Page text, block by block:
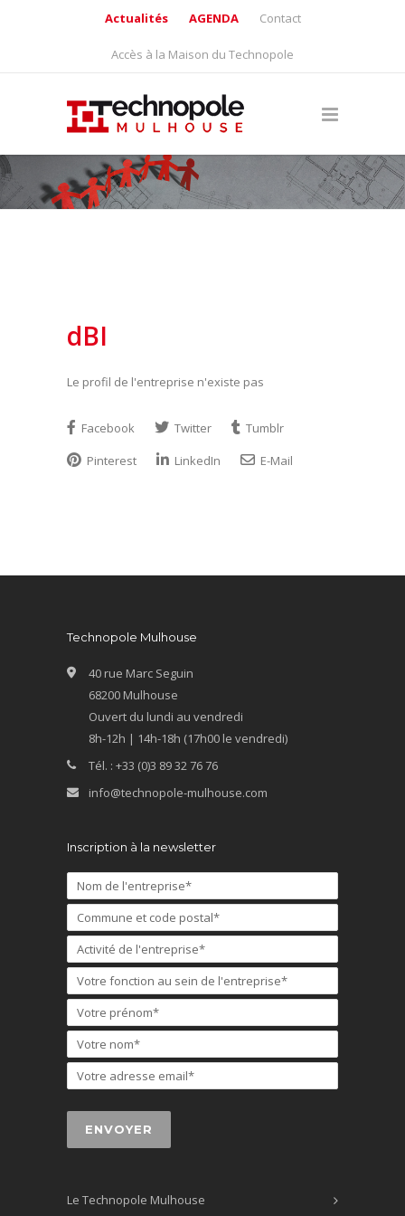
Actualités AGENDA Contact
Accès à la Maison du Technopole
dBI
Le profil de l'entreprise n'existe pas
Facebook Twitter
Tumblr
Pinterest
LinkedIn E-Mail
Technopole Mulhouse
40 rue Marc Seguin
68200 Mulhouse
Ouvert du lundi au vendredi
8h-12h | 14h-18h (17h00 le vendredi)
Tél. : +33 (0)3 89 32 76 76
info@technopole-mulhouse.com
Inscription à la newsletter
Le Technopole Mulhouse